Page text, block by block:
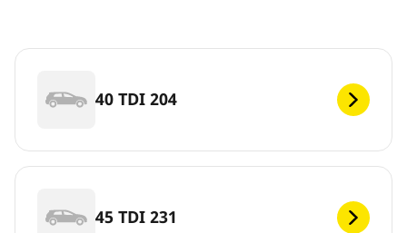
40 TDI 204
45 TDI 231